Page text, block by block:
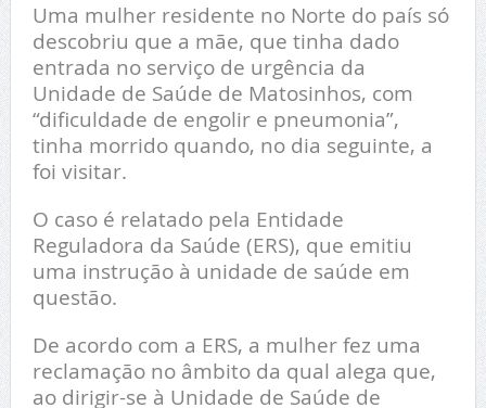
Uma mulher residente no Norte do país só
descobriu que a mãe, que tinha dado
entrada no serviço de urgência da
Unidade de Saúde de Matosinhos, com
“dificuldade de engolir e pneumonia”,
tinha morrido quando, no dia seguinte, a
foi visitar.
O caso é relatado pela Entidade
Reguladora da Saúde (ERS), que emitiu
uma instrução à unidade de saúde em
questão.
De acordo com a ERS, a mulher fez uma
reclamação no âmbito da qual alega que,
ao dirigir-se à Unidade de Saúde de